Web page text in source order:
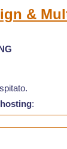
&
: